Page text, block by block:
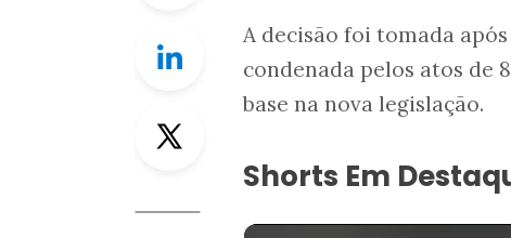
Linkedin
Twitter
A decisão foi tomada
condenada pelos atos de
base na nova legislação.
Shorts Em